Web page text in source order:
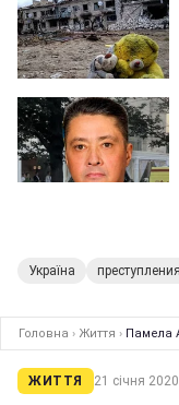
Україна преступления
Головна › Життя › Памела
ЖИТТЯ 21 січня